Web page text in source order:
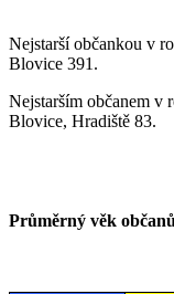
Nejstarší občankou v
Blovice 391.
Nejstarším občanem v
Blovice, Hradiště 83.
Průměrný věk